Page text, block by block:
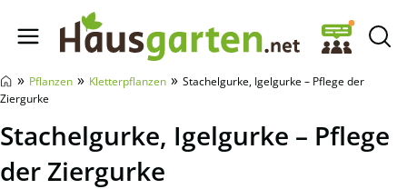
Hausgarten.net
» Pflanzen » Kletterpflanzen » Stachelgurke, Igelgurke – Pflege der
Ziergurke
Stachelgurke, Igelgurke – Pflege
der Ziergurke